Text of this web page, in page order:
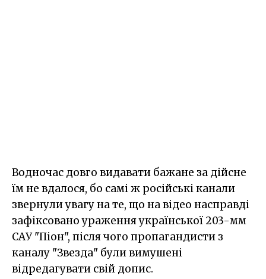
Водночас довго видавати бажане за дійсне
їм не вдалося, бо самі ж російські канали
звернули увагу на те, що на відео насправді
зафіксовано ураження української 203-мм
САУ "Піон", після чого пропагандисти з
каналу "Звезда" були вимушені
відредагувати свій допис.